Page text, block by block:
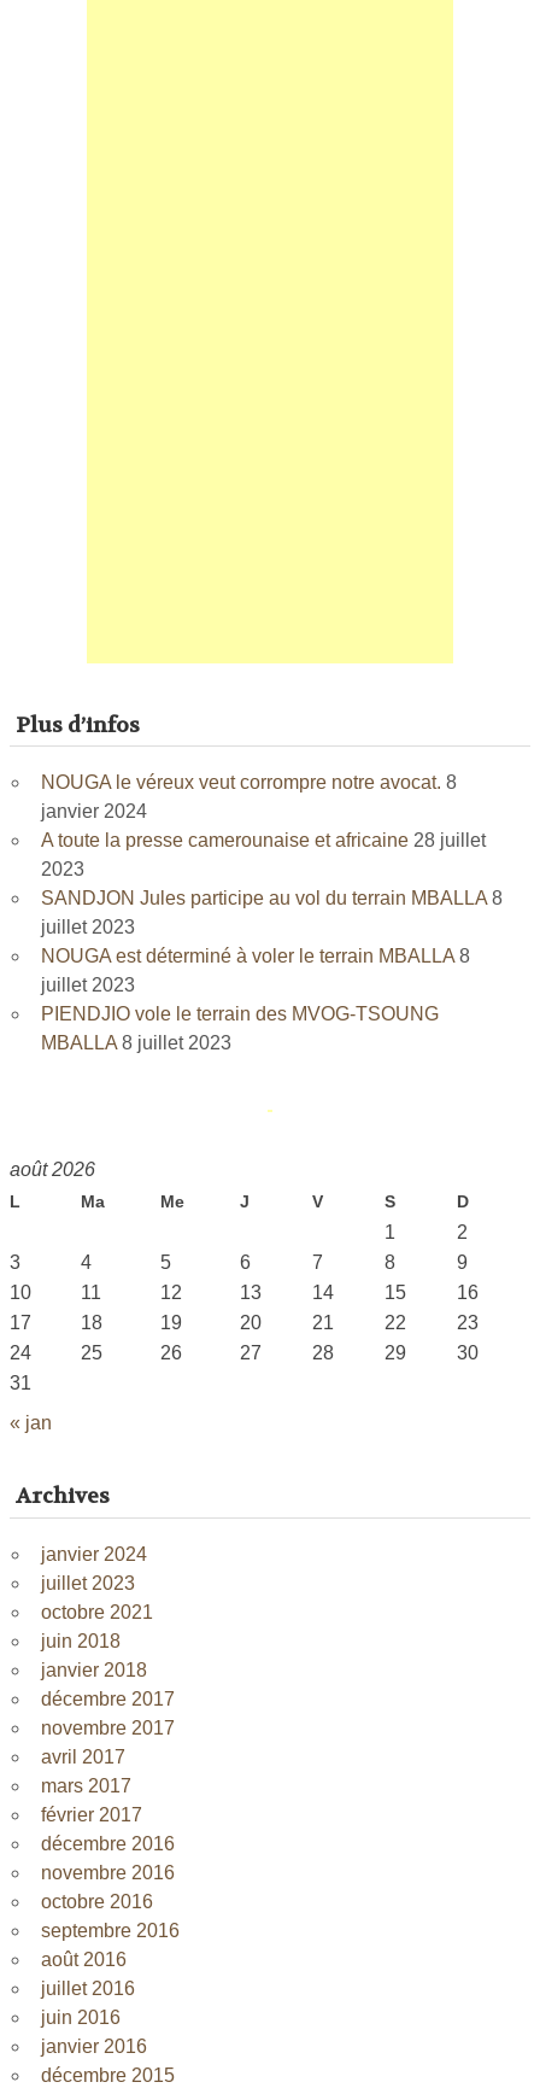
Plus d’infos
NOUGA le véreux veut corrompre notre avocat. 8
janvier 2024
A toute la presse camerounaise et africaine 28 juillet
2023
SANDJON Jules participe au vol du terrain MBALLA 8
juillet 2023
NOUGA est déterminé à voler le terrain MBALLA 8
juillet 2023
PIENDJIO vole le terrain des MVOG-TSOUNG
MBALLA 8 juillet 2023
août 2026
L Ma Me J V S D
« jan
1
2
3
4 5 6 7 8
9
10
11 12 13 14 15
16
17
18 19 20 21 22
23
24
25 26 27 28 29
30
31
Archives
janvier 2024
juillet 2023
octobre 2021
juin 2018
janvier 2018
décembre 2017
novembre 2017
avril 2017
mars 2017
février 2017
décembre 2016
novembre 2016
octobre 2016
septembre 2016
août 2016
juillet 2016
juin 2016
janvier 2016
décembre 2015